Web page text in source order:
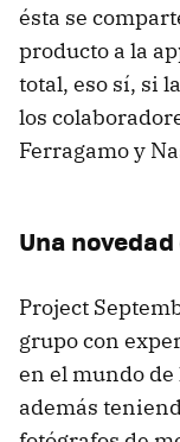
ésta se
producto a la
total, eso sí, si
los
Ferragamo y
Una
Project
grupo con
en el mundo
además